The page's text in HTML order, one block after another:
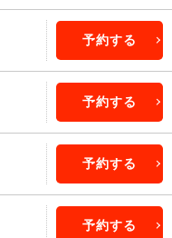
予約する
予約する
予約する
予約する